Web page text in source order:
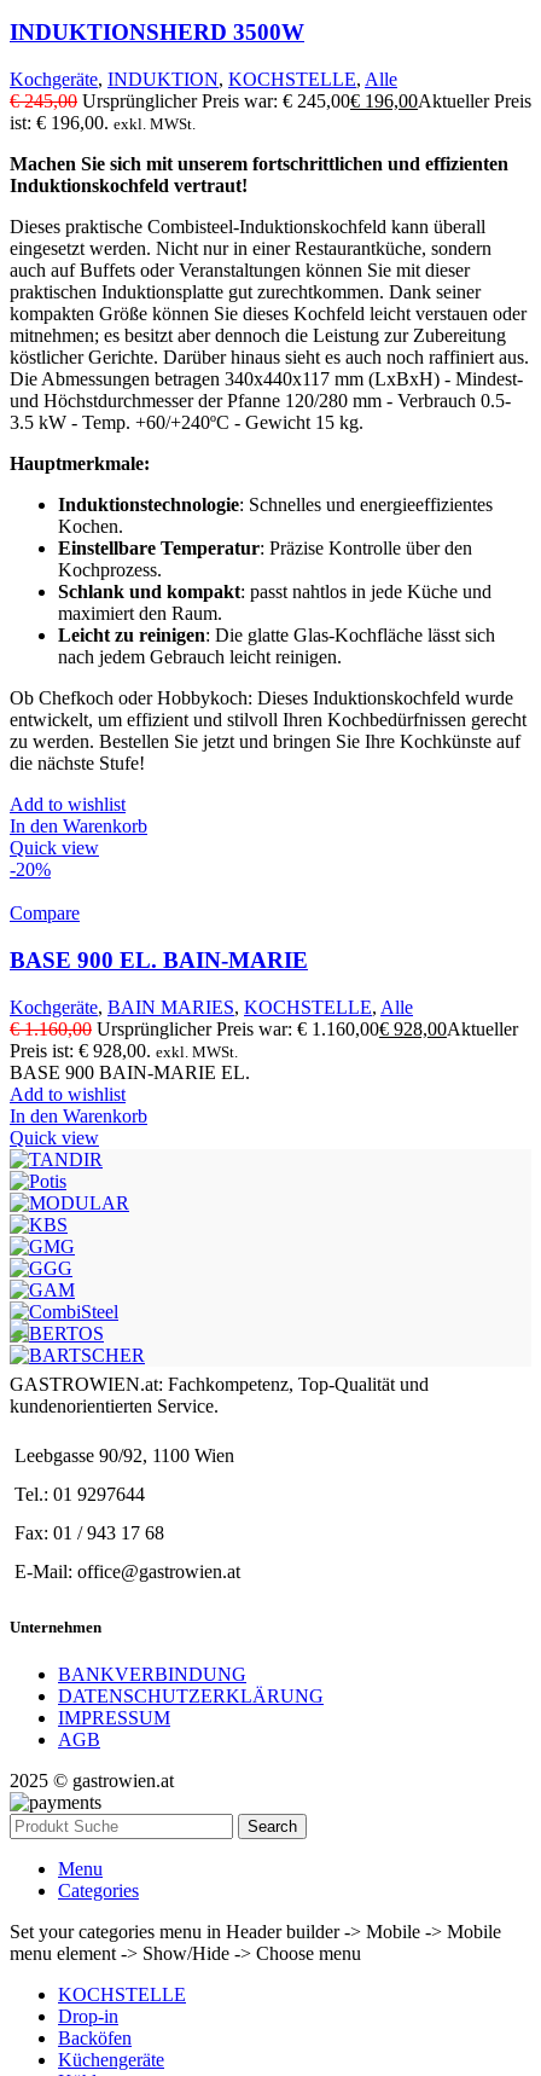
INDUKTIONSHERD 3500W
Kochgeräte, INDUKTION, KOCHSTELLE, Alle
€245,00 Ursprünglicher Preis war: € 245,00€ 196,00Aktueller Preis
ist: € 196,00. exkl. MWSt.
Machen Sie sich mit unserem fortschrittlichen und effizienten
Induktionskochfeld vertraut!
Dieses praktische Combisteel-Induktionskochfeld kann überall
eingesetzt werden. Nicht nur in einer Restaurantküche, sondern
auch auf Buffets oder Veranstaltungen können Sie mit dieser
praktischen Induktionsplatte gut zurechtkommen. Dank seiner
kompakten Größe können Sie dieses Kochfeld leicht verstauen oder
mitnehmen; es besitzt aber dennoch die Leistung zur Zubereitung
köstlicher Gerichte. Darüber hinaus sieht es auch noch raffiniert aus.
Die Abmessungen betragen 340x440x117 mm (LxBxH) - Mindest-
und Höchstdurchmesser der Pfanne 120/280 mm - Verbrauch 0.5-
3.5 kW - Temp. +60/+240ºC - Gewicht 15 kg.
Hauptmerkmale:
Induktionstechnologie: Schnelles und energieeffizientes
Kochen.
Einstellbare Temperatur: Präzise Kontrolle über den
Kochprozess.
Schlank und kompakt: passt nahtlos in jede Küche und
maximiert den Raum.
Leicht zu reinigen: Die glatte Glas-Kochfläche lässt sich
nach jedem Gebrauch leicht reinigen.
Ob Chefkoch oder Hobbykoch: Dieses Induktionskochfeld wurde
entwickelt, um effizient und stilvoll Ihren Kochbedürfnissen gerecht
zu werden. Bestellen Sie jetzt und bringen Sie Ihre Kochkünste auf
die nächste Stufe!
Add to wishlist
In den Warenkorb
Quick view
-20%
Compare
BASE 900 EL. BAIN-MARIE
Kochgeräte, BAIN MARIES, KOCHSTELLE, Alle
€1.160,00 Ursprünglicher Preis war: € 1.160,00€ 928,00Aktueller
Preis ist: € 928,00. exkl. MWSt.
BASE 900 BAIN-MARIE EL.
Add to wishlist
In den Warenkorb
Quick view
GASTROWIEN.at: Fachkompetenz, Top-Qualität und
kundenorientierten Service.
Leebgasse 90/92, 1100 Wien
Tel.: 01 9297644
Fax: 01 / 943 17 68
E-Mail: office@gastrowien.at
Unternehmen
BANKVERBINDUNG
DATENSCHUTZERKLÄRUNG
IMPRESSUM
AGB
2025 © gastrowien.at
Search
Menu
Categories
Set your categories menu in Header builder -> Mobile -> Mobile
menu element -> Show/Hide -> Choose menu
KOCHSTELLE
Drop-in
Backöfen
Küchengeräte